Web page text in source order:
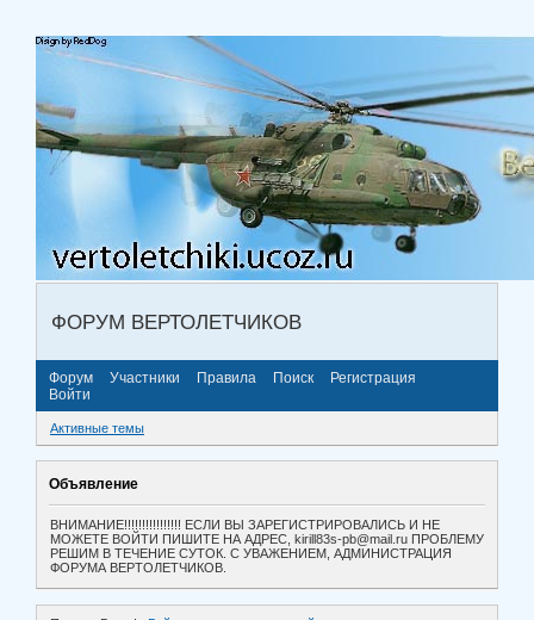
ФОРУМ ВЕРТОЛЕТЧИКОВ
Форум Участники Правила Поиск
Регистрация
Войти
Активные темы
Объявление
ВНИМАНИЕ!!!!!!!!!!!!!!!! ЕСЛИ ВЫ ЗАРЕГИСТРИРОВАЛИСЬ И НЕ
МОЖЕТЕ ВОЙТИ ПИШИТЕ НА АДРЕС, kirill83s-pb@mail.ru ПРОБЛЕМУ
РЕШИМ В ТЕЧЕНИЕ СУТОК. С УВАЖЕНИЕМ, АДМИНИСТРАЦИЯ
ФОРУМА ВЕРТОЛЕТЧИКОВ.